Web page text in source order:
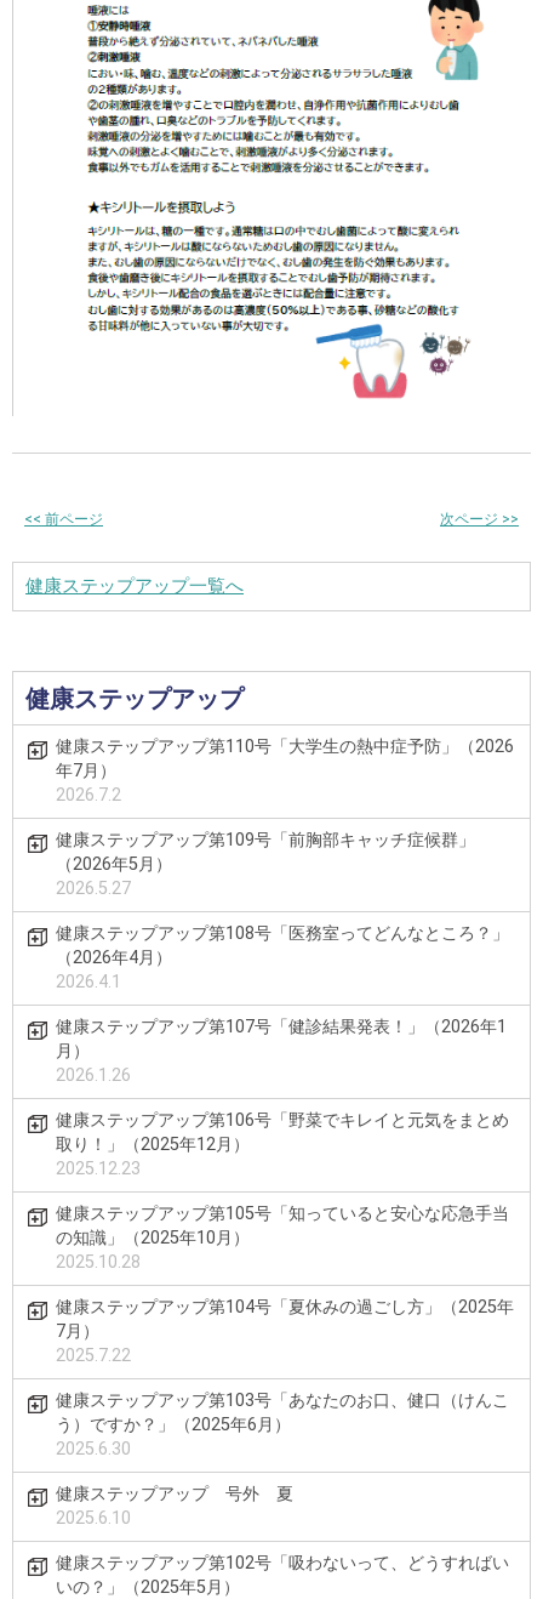
<< 前ページ 次ページ >>
健康ステップアップ一覧へ
健康ステップアップ
健康ステップアップ第110号「大学生の熱中症予防」（2026
年7月）
2026.7.2
健康ステップアップ第109号「前胸部キャッチ症候群」
（2026年5月）
2026.5.27
健康ステップアップ第108号「医務室ってどんなところ？」
（2026年4月）
2026.4.1
健康ステップアップ第107号「健診結果発表！」（2026年1
月）
2026.1.26
健康ステップアップ第106号「野菜でキレイと元気をまとめ
取り！」（2025年12月）
2025.12.23
健康ステップアップ第105号「知っていると安心な応急手当
の知識」（2025年10月）
2025.10.28
健康ステップアップ第104号「夏休みの過ごし方」（2025年
7月）
2025.7.22
健康ステップアップ第103号「あなたのお口、健口（けんこ
う）ですか？」（2025年6月）
2025.6.30
健康ステップアップ 号外 夏
2025.6.10
健康ステップアップ第102号「吸わないって、どうすればい
いの？」（2025年5月）